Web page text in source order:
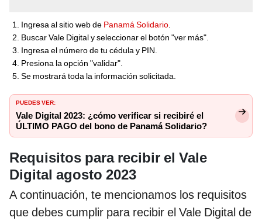
Ingresa al sitio web de Panamá Solidario.
Buscar Vale Digital y seleccionar el botón "ver más".
Ingresa el número de tu cédula y PIN.
Presiona la opción "validar".
Se mostrará toda la información solicitada.
PUEDES VER:
Vale Digital 2023: ¿cómo verificar si recibiré el
ÚLTIMO PAGO del bono de Panamá Solidario?
Requisitos para recibir el Vale
Digital agosto 2023
A continuación, te mencionamos los requisitos
que debes cumplir para recibir el Vale Digital de